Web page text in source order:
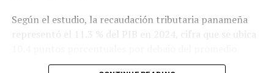
Según el estudio, la recaudación tributaria panameña
representó el 11.3 % del PIB en 2024, cifra que se ubica
regional, que alcanzó el 21.7 %, y muy distante del